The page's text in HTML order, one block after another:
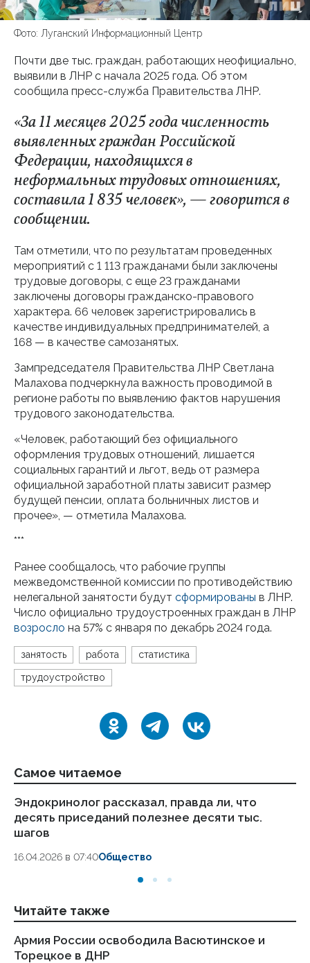
Фото: Луганский Информационный Центр
Почти две тыс. граждан, работающих неофициально,
выявили в ЛНР с начала 2025 года. Об этом
сообщила пресс-служба Правительства ЛНР.
«За 11 месяцев 2025 года численность
выявленных граждан Российской
Федерации, находящихся в
неформальных трудовых отношениях,
составила 1 835 человек», — говорится в
сообщении.
Там отметили, что по результатам проведенных
мероприятий с 1 113 гражданами были заключены
трудовые договоры, с еще 23 гражданами
заключены договоры гражданско-правового
характера. 66 человек зарегистрировались в
качестве индивидуальных предпринимателей, а
168 — в качестве самозанятых.
Зампредседателя Правительства ЛНР Светлана
Малахова подчеркнула важность проводимой в
регионе работы по выявлению фактов нарушения
трудового законодательства.
«Человек, работающий без официального
оформления трудовых отношений, лишается
социальных гарантий и льгот, ведь от размера
официальной заработной платы зависит размер
будущей пенсии, оплата больничных листов и
прочее», — отметила Малахова.
***
Ранее сообщалось, что рабочие группы
межведомственной комиссии по противодействию
нелегальной занятости будут сформированы в ЛНР.
Число официально трудоустроенных граждан в ЛНР
возросло на 57% с января по декабрь 2024 года.
занятость работа статистика
трудоустройство
Самое читаемое
Эндокринолог рассказал, правда ли, что
десять приседаний полезнее десяти тыс.
шагов
16.04.2026 в 07:40Общество
Читайте также
Армия России освободила Васютинское и
Торецкое в ДНР